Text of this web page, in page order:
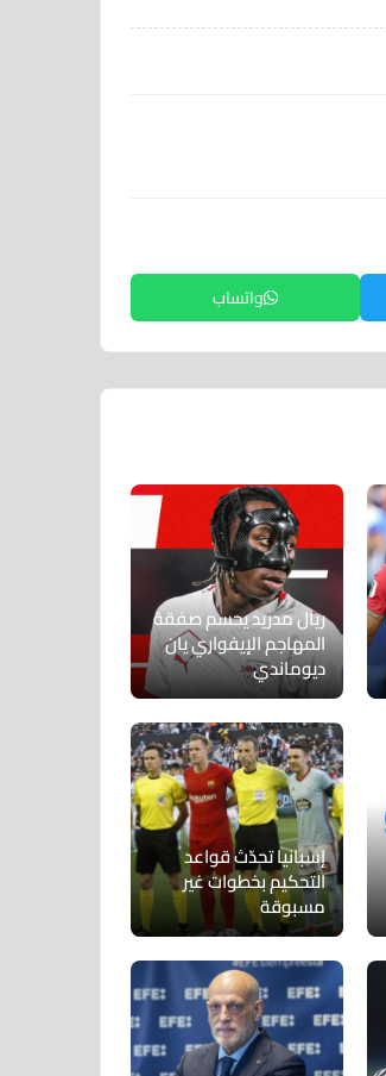
واتساب
ريال مدريد يحسم صفقة
المهاجم الإيفواري يان
ديوماندي
إسبانيا تحدّث قواعد
التحكيم بخطوات غير
مسبوقة